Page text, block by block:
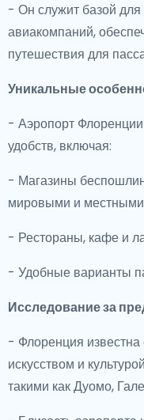
- Он служит базой для
авиакомпаний,
путешествия для
Уникальные
- Аэропорт
удобств, включая:
- Магазины
мировыми и местными
- Рестораны, кафе и
- Удобные варианты
Исследование за
- Флоренция известна
искусством и
такими как Дуомо,